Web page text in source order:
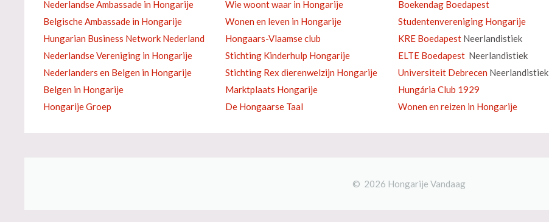
Nederlandse Ambassade in Hongarije Wie woont waar in Hongarije
Boekendag Boedapest
Belgische Ambassade in Hongarije
Wonen en leven in Hongarije
Studentenvereniging Hongarije
Hungarian Business Network Nederland
Hongaars-Vlaamse club KRE Boedapest Neerlandistiek
Nederlandse Vereniging in Hongarije
Stichting Kinderhulp Hongarije ELTE Boedapest Neerlandistiek
Nederlanders en Belgen in Hongarije
Stichting Rex dierenwelzijn Hongarije Universiteit Debrecen Neerlandistiek
Belgen in Hongarije
Marktplaats Hongarije
Hungária Club 1929
Hongarije Groep
De Hongaarse Taal Wonen en reizen in Hongarije
© 2026 Hongarije Vandaag